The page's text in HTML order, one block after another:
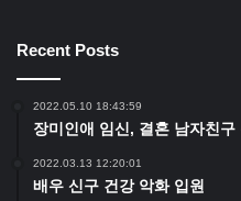
Recent Posts
2022.05.10 18:43:59
장미인애 임신, 결혼 남자친
2022.03.13 12:20:01
배우 신구 건강 악화 입원